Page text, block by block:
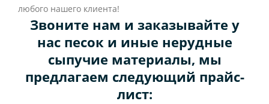
любого нашего клиента!
Звоните нам и заказывайте у
нас песок и иные нерудные
сыпучие материалы, мы
предлагаем следующий прайс-
лист: